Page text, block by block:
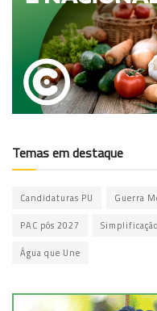
Temas em destaque
Candidaturas PU Guerra
PAC pós 2027
Água que Une